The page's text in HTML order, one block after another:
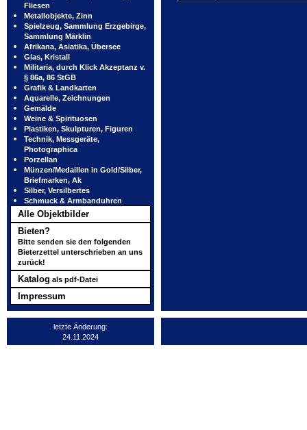
Fliesen
Metallobjekte, Zinn
Spielzeug, Sammlung Erzgebirge,
Sammlung Märklin
Afrikana, Asiatika, Übersee
Glas, Kristall
Militaria, durch Klick Akzeptanz v.
§ 86a, 86 StGB
Grafik & Landkarten
Aquarelle, Zeichnungen
Gemälde
Weine & Spirituosen
Plastiken, Skulpturen, Figuren
Technik, Messgeräte,
Photographica
Porzellan
Münzen/Medaillen in Gold/Silber,
Briefmarken, Ak
Silber, Versilbertes
Schmuck & Armbanduhren
Alle Objektbilder
Bieten?
Bitte senden sie den folgenden
Bieterzettel unterschrieben an uns
zurück!
Katalog als pdf-Datei
Impressum
letzte Änderung:
24.11.2024